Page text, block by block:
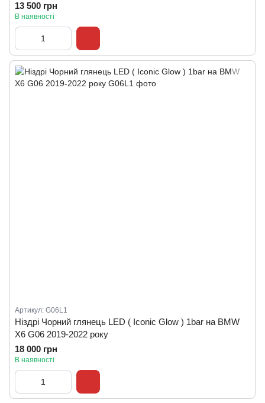
13 500 грн
В наявності
Артикул: G06L1
Ніздрі Чорний глянець LED ( Iconic Glow ) 1bar на BMW
X6 G06 2019-2022 року
18 000 грн
В наявності